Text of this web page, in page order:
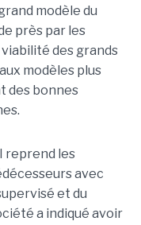
modèle du
près par les
des grands
modèles plus
des bonnes
reprend les
avec
et du
a indiqué avoir